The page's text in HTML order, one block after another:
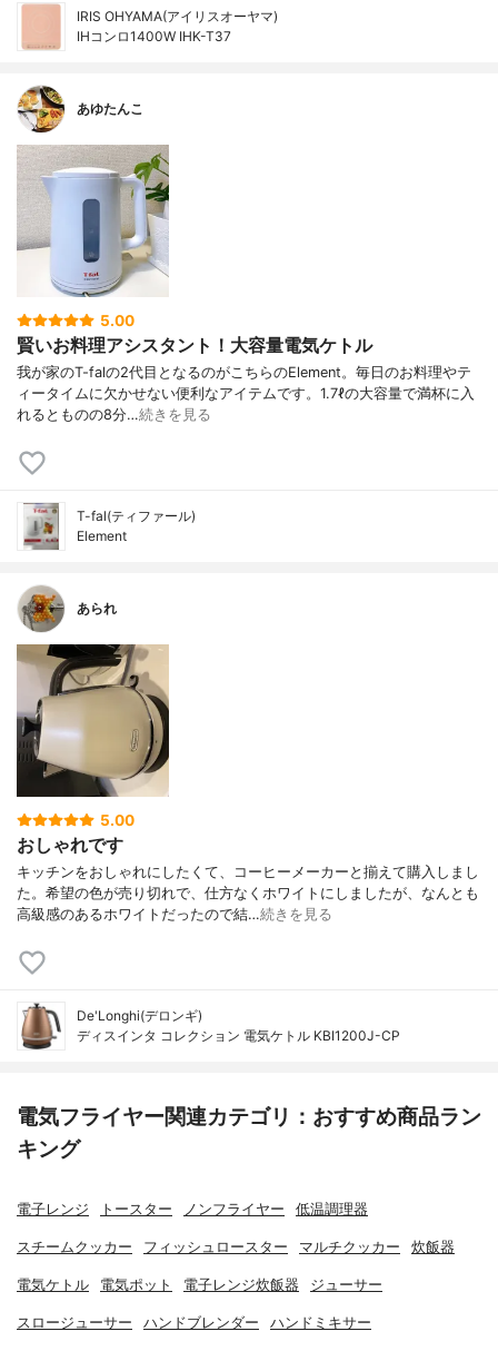
IRIS OHYAMA(アイリスオーヤマ)
IHコンロ1400W IHK-T37
あゆたんこ
5.00
賢いお料理アシスタント！大容量電気ケトル
我が家のT-falの2代目となるのがこちらのElement。毎日のお料理やテ
ィータイムに欠かせない便利なアイテムです。1.7ℓの大容量で満杯に入
れるとものの8分…続きを見る
T-fal(ティファール)
Element
あられ
5.00
おしゃれです
キッチンをおしゃれにしたくて、コーヒーメーカーと揃えて購入しまし
た。希望の色が売り切れで、仕方なくホワイトにしましたが、なんとも
高級感のあるホワイトだったので結…続きを見る
De'Longhi(デロンギ)
ディスインタ コレクション 電気ケトル KBI1200J-CP
電気フライヤー関連カテゴリ：おすすめ商品ラン
キング
電子レンジ トースター ノンフライヤー 低温調理器
スチームクッカー フィッシュロースター マルチクッカー 炊飯器
電気ケトル 電気ポット 電子レンジ炊飯器 ジューサー
スロージューサー ハンドブレンダー ハンドミキサー